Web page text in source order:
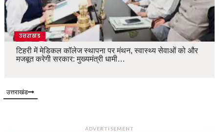
उत्तराखंड
टिहरी में मेडिकल कॉलेज स्थापना पर मंथन, स्वास्थ्य सेवाओं को और
मजबूत करेगी सरकार: मुख्यमंत्री धामी…
उत्तराखंड
ADVERTISEMENT